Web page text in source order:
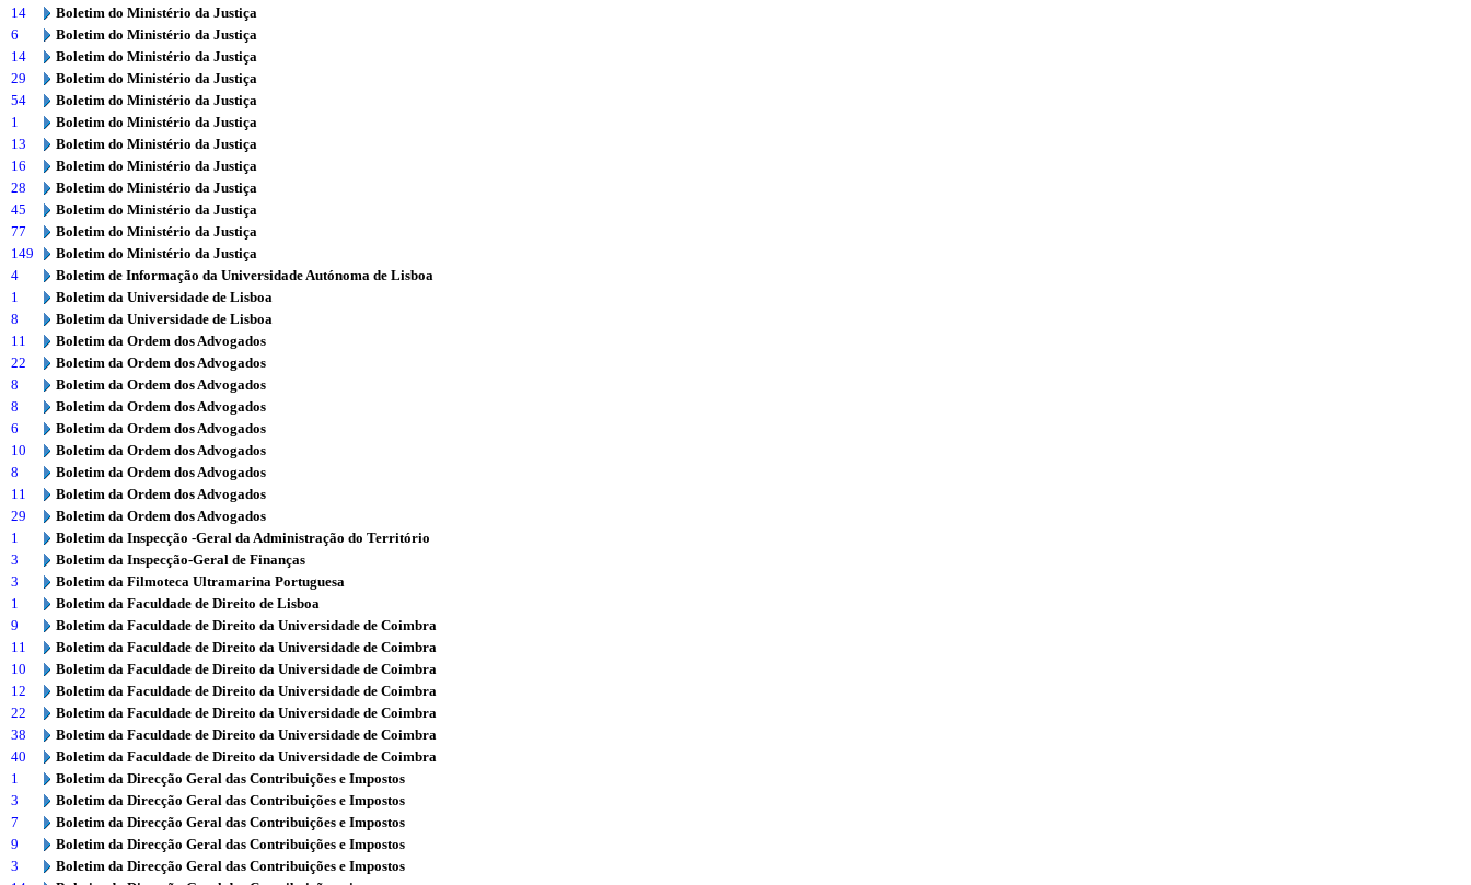
14
Boletim do Ministério da Justiça
6
Boletim do Ministério da Justiça
14
Boletim do Ministério da Justiça
29
Boletim do Ministério da Justiça
54
Boletim do Ministério da Justiça
1
Boletim do Ministério da Justiça
13
Boletim do Ministério da Justiça
16
Boletim do Ministério da Justiça
28
Boletim do Ministério da Justiça
45
Boletim do Ministério da Justiça
77
Boletim do Ministério da Justiça
149
Boletim do Ministério da Justiça
4
Boletim de Informação da Universidade Autónoma de Lisboa
1
Boletim da Universidade de Lisboa
8
Boletim da Universidade de Lisboa
11
Boletim da Ordem dos Advogados
22
Boletim da Ordem dos Advogados
8
Boletim da Ordem dos Advogados
8
Boletim da Ordem dos Advogados
6
Boletim da Ordem dos Advogados
10
Boletim da Ordem dos Advogados
8
Boletim da Ordem dos Advogados
11
Boletim da Ordem dos Advogados
29
Boletim da Ordem dos Advogados
1
Boletim da Inspecção -Geral da Administração do Território
3
Boletim da Inspecção-Geral de Finanças
3
Boletim da Filmoteca Ultramarina Portuguesa
1
Boletim da Faculdade de Direito de Lisboa
9
Boletim da Faculdade de Direito da Universidade de Coimbra
11
Boletim da Faculdade de Direito da Universidade de Coimbra
10
Boletim da Faculdade de Direito da Universidade de Coimbra
12
Boletim da Faculdade de Direito da Universidade de Coimbra
22
Boletim da Faculdade de Direito da Universidade de Coimbra
38
Boletim da Faculdade de Direito da Universidade de Coimbra
40
Boletim da Faculdade de Direito da Universidade de Coimbra
1
Boletim da Direcção Geral das Contribuições e Impostos
3
Boletim da Direcção Geral das Contribuições e Impostos
7
Boletim da Direcção Geral das Contribuições e Impostos
9
Boletim da Direcção Geral das Contribuições e Impostos
3
Boletim da Direcção Geral das Contribuições e Impostos